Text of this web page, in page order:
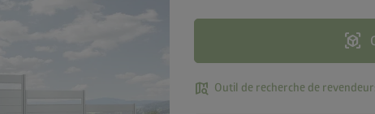
view_in_ar
map_search Outil de recherche de